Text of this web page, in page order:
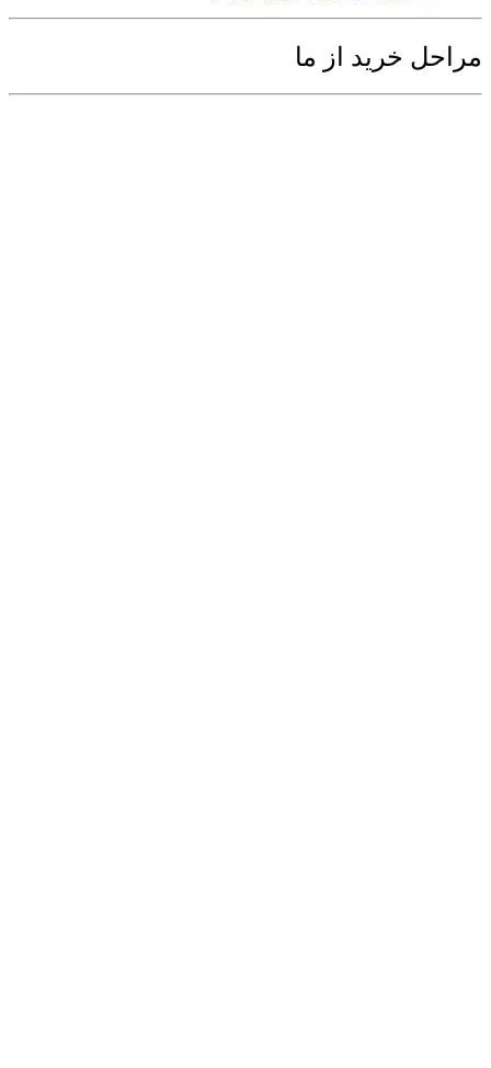
مراحل خرید از ما